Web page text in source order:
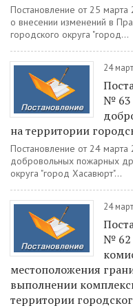
Постановление от 25
о внесении изменений в
городского округа "город...
24
№ 63
на территории
Постановление от 24
добровольных пожарных
округа "город Хасавюрт"...
24
№ 62
местоположения
выполнении
территории